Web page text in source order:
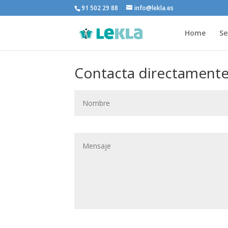
91 502 29 88 info@lekla.es
Home
Contacta